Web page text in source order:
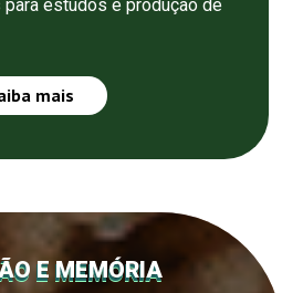
estudos e produção de
mais
E MEMÓRIA